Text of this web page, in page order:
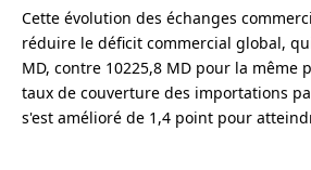
Cette évolution des échanges
réduire le déficit commercial global,
MD, contre 10225,8 MD pour la même
taux de couverture des importations
s'est amélioré de 1,4 point pour